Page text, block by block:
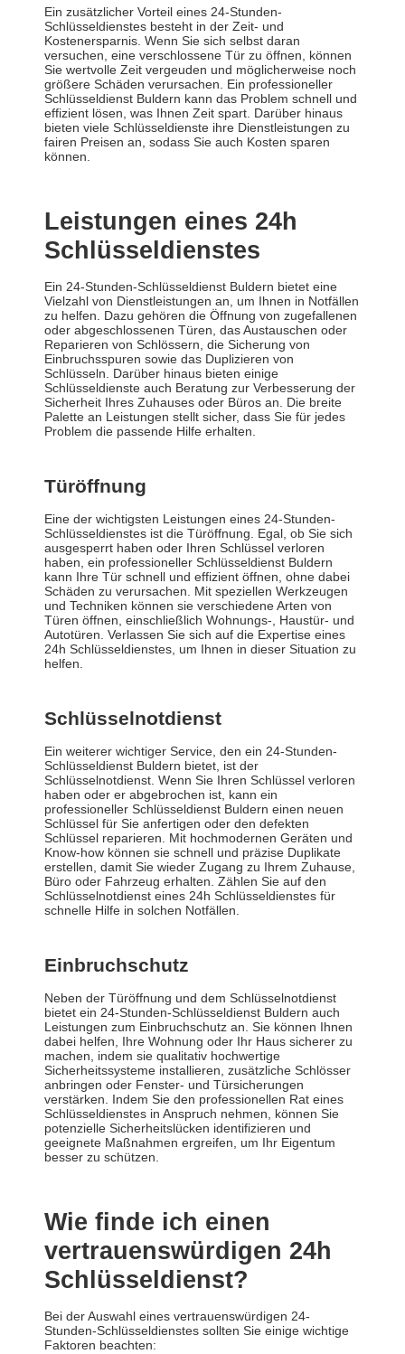
Ein zusätzlicher Vorteil eines 24-Stunden-
Schlüsseldienstes besteht in der Zeit- und
Kostenersparnis. Wenn Sie sich selbst daran
versuchen, eine verschlossene Tür zu öffnen, können
Sie wertvolle Zeit vergeuden und möglicherweise noch
größere Schäden verursachen. Ein professioneller
Schlüsseldienst Buldern kann das Problem schnell und
effizient lösen, was Ihnen Zeit spart. Darüber hinaus
bieten viele Schlüsseldienste ihre Dienstleistungen zu
fairen Preisen an, sodass Sie auch Kosten sparen
können.
Leistungen eines 24h
Schlüsseldienstes
Ein 24-Stunden-Schlüsseldienst Buldern bietet eine
Vielzahl von Dienstleistungen an, um Ihnen in Notfällen
zu helfen. Dazu gehören die Öffnung von zugefallenen
oder abgeschlossenen Türen, das Austauschen oder
Reparieren von Schlössern, die Sicherung von
Einbruchsspuren sowie das Duplizieren von
Schlüsseln. Darüber hinaus bieten einige
Schlüsseldienste auch Beratung zur Verbesserung der
Sicherheit Ihres Zuhauses oder Büros an. Die breite
Palette an Leistungen stellt sicher, dass Sie für jedes
Problem die passende Hilfe erhalten.
Türöffnung
Eine der wichtigsten Leistungen eines 24-Stunden-
Schlüsseldienstes ist die Türöffnung. Egal, ob Sie sich
ausgesperrt haben oder Ihren Schlüssel verloren
haben, ein professioneller Schlüsseldienst Buldern
kann Ihre Tür schnell und effizient öffnen, ohne dabei
Schäden zu verursachen. Mit speziellen Werkzeugen
und Techniken können sie verschiedene Arten von
Türen öffnen, einschließlich Wohnungs-, Haustür- und
Autotüren. Verlassen Sie sich auf die Expertise eines
24h Schlüsseldienstes, um Ihnen in dieser Situation zu
helfen.
Schlüsselnotdienst
Ein weiterer wichtiger Service, den ein 24-Stunden-
Schlüsseldienst Buldern bietet, ist der
Schlüsselnotdienst. Wenn Sie Ihren Schlüssel verloren
haben oder er abgebrochen ist, kann ein
professioneller Schlüsseldienst Buldern einen neuen
Schlüssel für Sie anfertigen oder den defekten
Schlüssel reparieren. Mit hochmodernen Geräten und
Know-how können sie schnell und präzise Duplikate
erstellen, damit Sie wieder Zugang zu Ihrem Zuhause,
Büro oder Fahrzeug erhalten. Zählen Sie auf den
Schlüsselnotdienst eines 24h Schlüsseldienstes für
schnelle Hilfe in solchen Notfällen.
Einbruchschutz
Neben der Türöffnung und dem Schlüsselnotdienst
bietet ein 24-Stunden-Schlüsseldienst Buldern auch
Leistungen zum Einbruchschutz an. Sie können Ihnen
dabei helfen, Ihre Wohnung oder Ihr Haus sicherer zu
machen, indem sie qualitativ hochwertige
Sicherheitssysteme installieren, zusätzliche Schlösser
anbringen oder Fenster- und Türsicherungen
verstärken. Indem Sie den professionellen Rat eines
Schlüsseldienstes in Anspruch nehmen, können Sie
potenzielle Sicherheitslücken identifizieren und
geeignete Maßnahmen ergreifen, um Ihr Eigentum
besser zu schützen.
Wie finde ich einen
vertrauenswürdigen 24h
Schlüsseldienst?
Bei der Auswahl eines vertrauenswürdigen 24-
Stunden-Schlüsseldienstes sollten Sie einige wichtige
Faktoren beachten: